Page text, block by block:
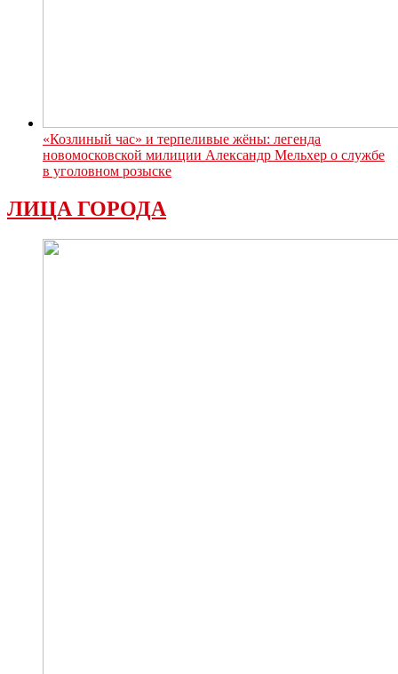
«Козлиный час» и терпеливые жёны: легенда
новомосковской милиции Александр Мельхер о службе
в уголовном розыске
ЛИЦА ГОРОДА